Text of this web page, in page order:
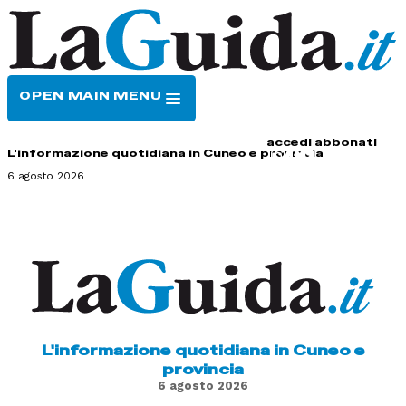
OPEN MAIN MENU
accedi abbonati
L'informazione quotidiana in Cuneo e provincia
6 agosto 2026
L'informazione quotidiana in Cuneo e
provincia
6 agosto 2026